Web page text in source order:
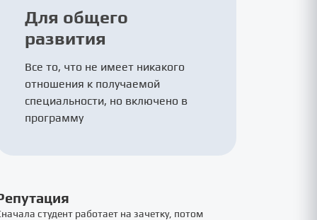
Для общего
развития
Все то, что не имеет никакого
отношения к получаемой
специальности, но включено в
программу
студент работает на зачетку, потом